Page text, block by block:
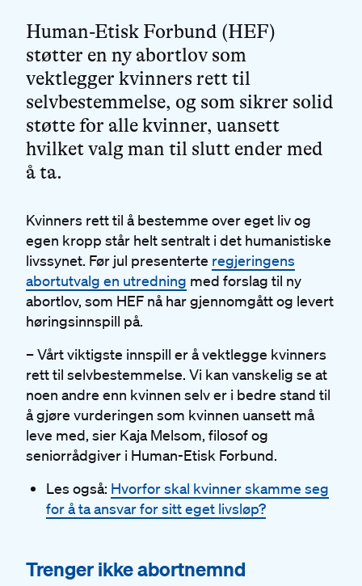
Human-Etisk Forbund (HEF)
støtter en ny abortlov som
vektlegger kvinners rett til
selvbestemmelse, og som sikrer solid
støtte for alle kvinner, uansett
hvilket valg man til slutt ender med
å ta.
Kvinners rett til å bestemme over eget liv og
egen kropp står helt sentralt i det humanistiske
livssynet. Før jul presenterte regjeringens
abortutvalg en utredning med forslag til ny
abortlov, som HEF nå har gjennomgått og levert
høringsinnspill på.
– Vårt viktigste innspill er å vektlegge kvinners
rett til selvbestemmelse. Vi kan vanskelig se at
noen andre enn kvinnen selv er i bedre stand til
å gjøre vurderingen som kvinnen uansett må
leve med, sier Kaja Melsom, filosof og
seniorrådgiver i Human-Etisk Forbund.
Les også: Hvorfor skal kvinner skamme seg
for å ta ansvar for sitt eget livsløp?
#
Trenger ikke abortnemnd